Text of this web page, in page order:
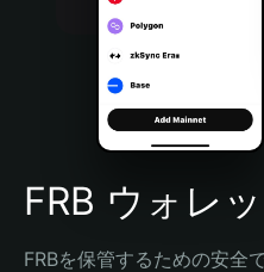
Português (Brasil)
Español (Argentina)
FRB ウォレ
FRBを保管するための安全